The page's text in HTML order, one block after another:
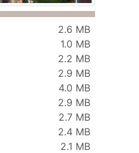
2.6 MB
1.0 MB
2.2 MB
2.9 MB
4.0 MB
2.9 MB
2.7 MB
2.4 MB
2.1 MB